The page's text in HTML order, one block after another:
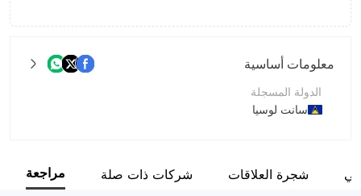
معلومات أساسية
الدولة المسجلة
سانت لوسيا
اسم الشركة
شجرة العلاقات شركات ذات صلة مراجعة